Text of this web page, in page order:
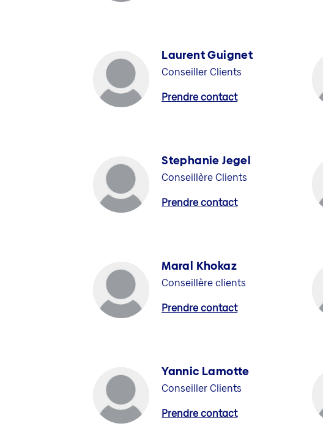
Laurent Guignet
Conseiller Clients
Prendre contact
Stephanie Jegel
Conseillère Clients
Prendre contact
Maral Khokaz
Conseillère clients
Prendre contact
Yannic Lamotte
Conseiller Clients
Prendre contact